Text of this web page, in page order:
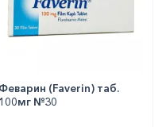
Феварин (Faverin) таб.
100мг №30